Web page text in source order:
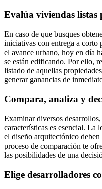
Evalúa viviendas listas
En caso de que busques
iniciativas con entrega a
el avance urbano, hoy en día
se están edificando. Por ello,
listado de aquellas
generar ganancias de
Compara, analiza y
Examinar diversos
características es esencial. La
el diseño arquitectónico
proceso de comparación te
las posibilidades de una
Elige desarrolladores